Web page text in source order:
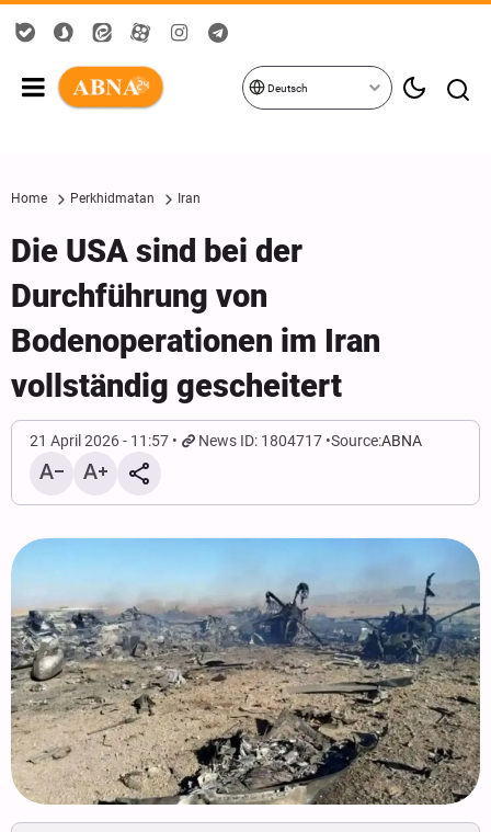
Deutsch
Home Perkhidmatan Iran
Die USA sind bei der
Durchführung von
Bodenoperationen im Iran
vollständig gescheitert
21 April 2026 - 11:57 News ID: 1804717 Source:ABNA